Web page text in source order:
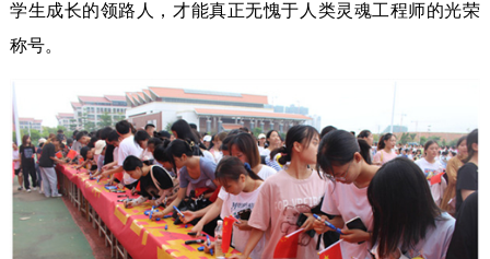
学生成长的领路人，才能真正无愧于人类灵魂工程师的光荣
称号。